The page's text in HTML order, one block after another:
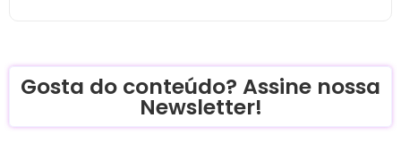
Gosta do conteúdo? Assine nossa
Newsletter!